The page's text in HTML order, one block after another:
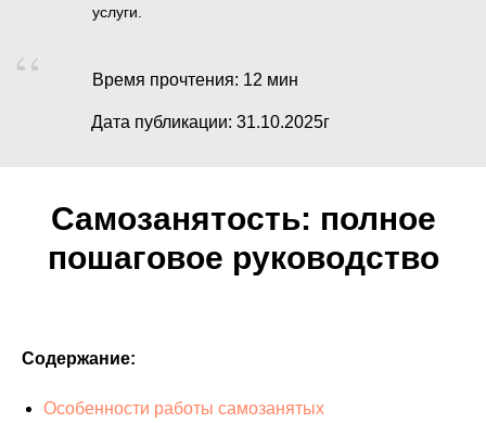
услуги.
Дата публикации: 31.10.2025г
Время прочтения: 12 мин
Самозанятость: полное
пошаговое руководство
Содержание:
Особенности работы самозанятых